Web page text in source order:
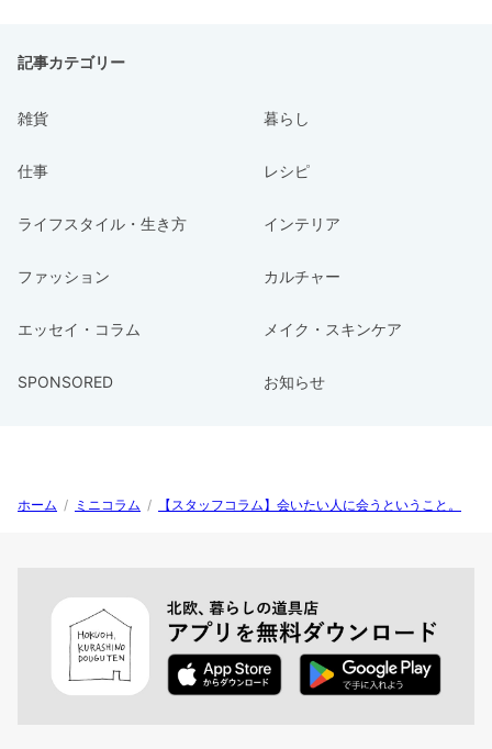
記事カテゴリー
雑貨 暮らし
仕事 レシピ
ライフスタイル・生き方 インテリア
ファッション カルチャー
エッセイ・コラム メイク・スキンケア
SPONSORED お知らせ
ホーム / ミニコラム / 【スタッフコラム】会いたい人に会うということ。